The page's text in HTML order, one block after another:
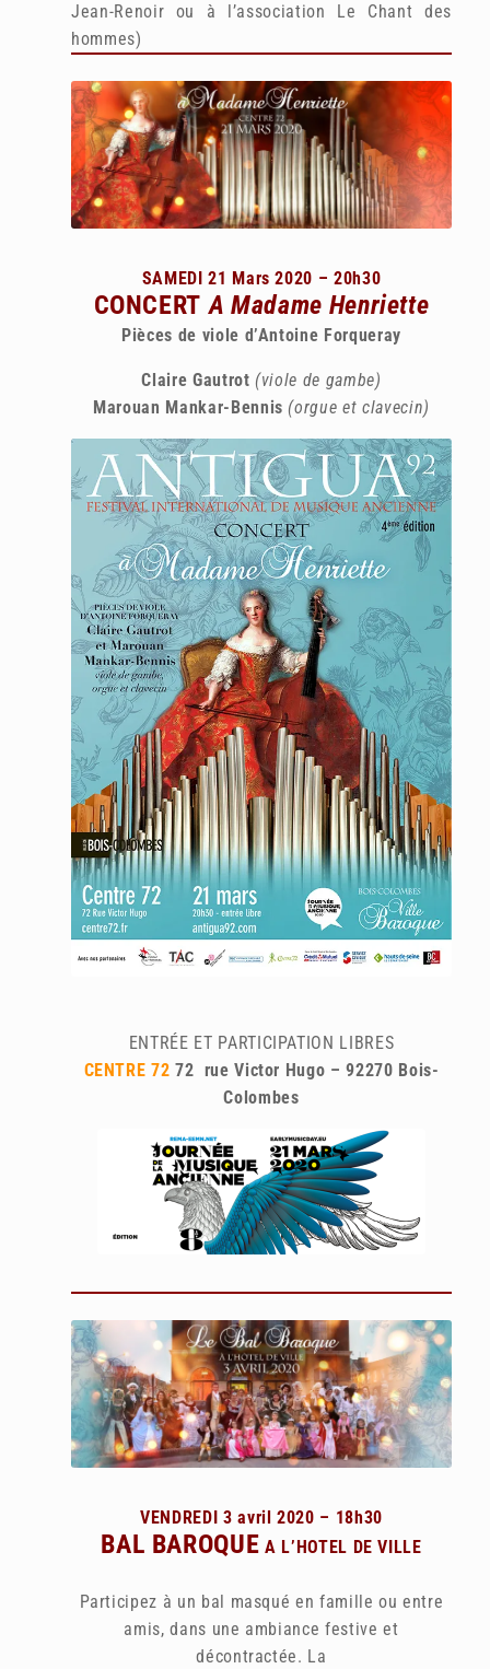
Jean-Renoir ou à l’association Le Chant des
hommes)
SAMEDI 21 Mars 2020 – 20h30
CONCERTA Madame Henriette
Pièces de viole d’Antoine Forqueray
Claire Gautrot (viole de gambe)
Marouan Mankar-Bennis (orgue et clavecin)
ENTRÉE ET PARTICIPATION LIBRES
CENTRE 72 72 rue Victor Hugo – 92270 Bois-
Colombes
VENDREDI 3 avril 2020 – 18h30
BAL BAROQUE A L’HOTEL DE VILLE
Participez à un bal masqué en famille ou entre
amis, dans une ambiance festive et
décontractée. La